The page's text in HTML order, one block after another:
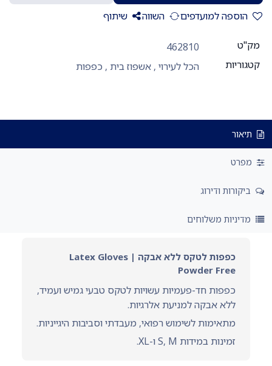
הוספה למועדפים השווה שיתוף
מק"ט
462810
קטגוריות
הכל לעירוי, אשפוז בית , כפפות
תיאור
מפרט
ביקורות ודירוג
מדיניות משלוחים
כפפות לטקס ללא אבקה | Latex Gloves
Powder Free
כפפות חד-פעמיות עשויות לטקס טבעי גמיש ועמיד,
ללא אבקה למניעת אלרגיות.
מתאימות לשימוש רפואי, מעבדתי וסביבות היגייניות.
זמינות במידות S, M ו-XL.